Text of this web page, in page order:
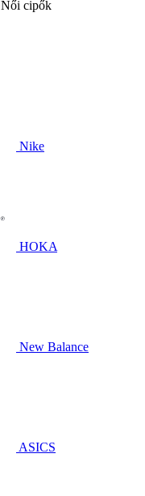
Női cipők
Nike
HOKA
New Balance
ASICS